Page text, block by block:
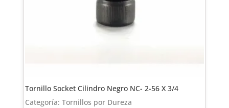
Tornillo Socket Cilindro Negro NC- 2-56 X 3/4
Categoría: Tornillos por Dureza